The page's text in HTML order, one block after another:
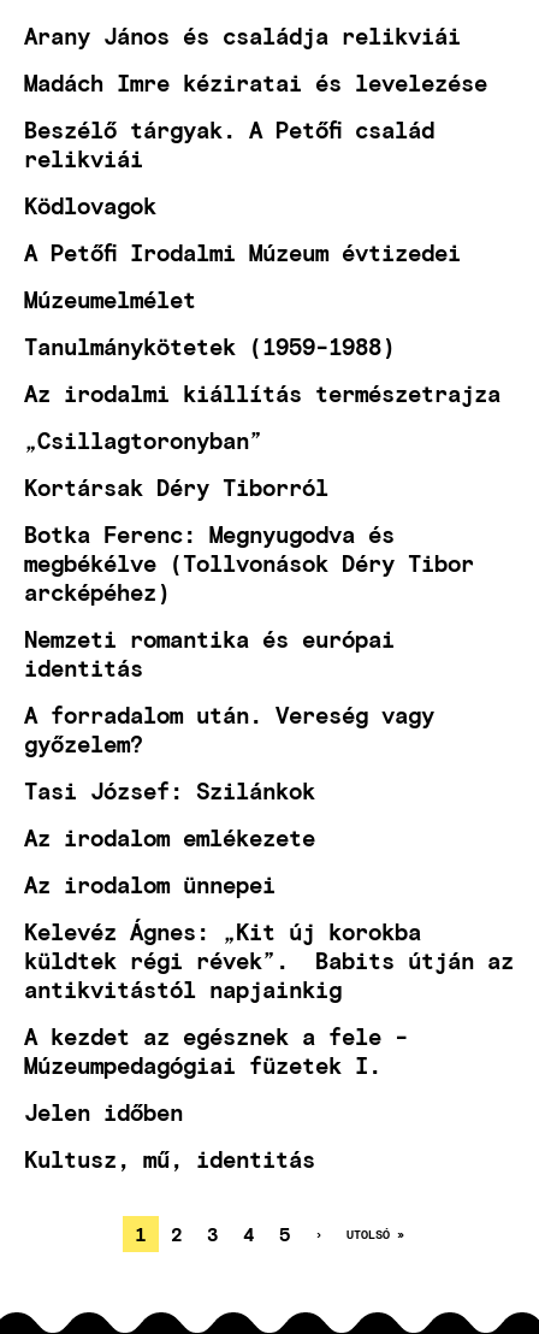
Arany János és családja relikviái
Madách Imre kéziratai és levelezése
Beszélő tárgyak. A Petőfi család
relikviái
Ködlovagok
A Petőfi Irodalmi Múzeum évtizedei
Múzeumelmélet
Tanulmánykötetek (1959-1988)
Az irodalmi kiállítás természetrajza
„Csillagtoronyban”
Kortársak Déry Tiborról
Botka Ferenc: Megnyugodva és
megbékélve (Tollvonások Déry Tibor
arcképéhez)
Nemzeti romantika és európai
identitás
A forradalom után. Vereség vagy
győzelem?
Tasi József: Szilánkok
Az irodalom emlékezete
Az irodalom ünnepei
Kelevéz Ágnes: „Kit új korokba
küldtek régi révek”. Babits útján az
antikvitástól napjainkig
A kezdet az egésznek a fele -
Múzeumpedagógiai füzetek I.
Jelen időben
Kultusz, mű, identitás
OLDALSZÁMOZÁS
JELENLEGI
OLDAL
1 OLDAL
2 OLDAL
3 OLDAL
4 OLDAL
5
KÖVETKEZŐ
›
UTOLSÓ
UTOLSÓ »